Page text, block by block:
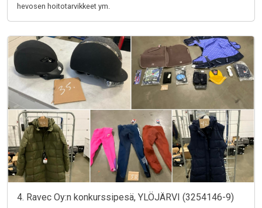
hevosen hoitotarvikkeet ym.
4. Ravec Oy:n konkurssipesä, YLÖJÄRVI (3254146-9)